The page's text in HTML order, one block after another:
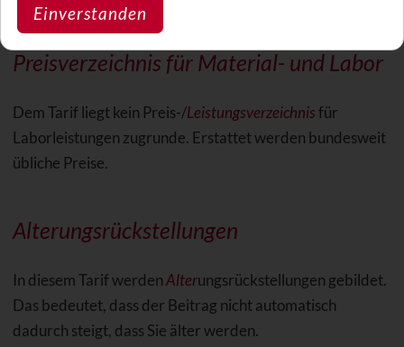
Preisverzeichnis für Material- und Labor
Dem Tarif liegt kein Preis-/Leistungsverzeichnisfür
Laborleistungen zugrunde. Erstattet werden bundesweit
übliche Preise.
Alterungsrückstellungen
In diesem Tarif werdenAlterungsrückstellungen gebildet.
Das bedeutet, dass der Beitrag nicht automatisch
dadurch steigt, dass Sie älter werden.
Einverstanden